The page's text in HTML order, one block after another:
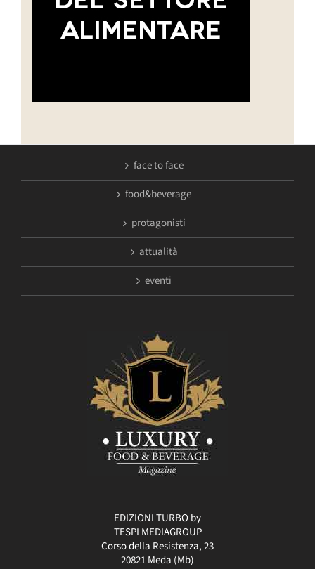
face to face
food&beverage
protagonisti
attualità
eventi
EDIZIONI TURBO by
TESPI MEDIAGROUP
Corso della Resistenza, 23
20821 Meda (Mb)